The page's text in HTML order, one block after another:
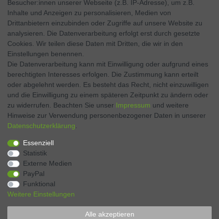
Twitter
Instagram
VERTRAG WIDERRUFEN Kontakt
Zahlen Sie bequem per
Besucher:innen unserer Webseite (z.B. IP-Adresse), um z.B.
Inhalte und Anzeigen zu personalisieren, Medien von
Drittanbietern einzubinden oder Zugriffe auf unsere Website zu
analysieren. Die Datenverarbeitung erfolgt erst durch gesetzte
Cookies. Wir teilen diese Daten mit Dritten, die wir in den
Einstellungen benennen.
Die Datenverarbeitung kann mit Einwilligung oder aufgrund eines
berechtigten Interesses erfolgen. Die Zustimmung kann erteilt
oder abgelehnt werden. Es besteht das Recht, nicht einzuwilligen
und die Einwilligung zu einem späteren Zeitpunkt zu ändern oder
zu widerrufen. Beachten Sie unser Impressum und weitere
Hinweise zur Verwendung personenbezogener Daten in unserer
Daten­schutz­erklärung
Essenziell
Statistik
Externe Medien
PayPal
Funktional
Weitere Einstellungen
Alle akzeptieren